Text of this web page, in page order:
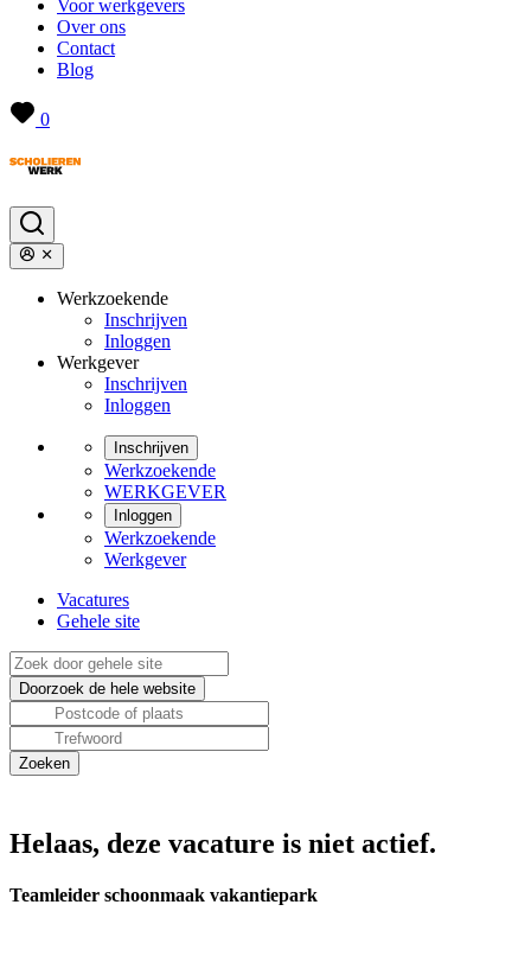
Voor werkgevers
Over ons
Contact
Blog
0
Werkzoekende
Inschrijven
Inloggen
Werkgever
Inschrijven
Inloggen
Inschrijven
Werkzoekende
WERKGEVER
Inloggen
Werkzoekende
Werkgever
Vacatures
Gehele site
Helaas, deze vacature is niet actief.
Teamleider schoonmaak vakantiepark